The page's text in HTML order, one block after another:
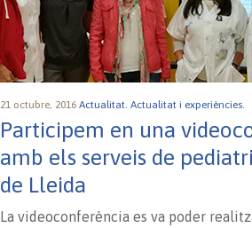
21 octubre, 2016 Actualitat. Actualitat i experiències.
Participem en una
amb els serveis de
de Lleida
La videoconferència es va poder